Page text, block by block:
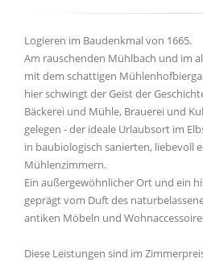
Logieren im Baudenkmal von 1665.
Am rauschenden Mühlbach und im
mit dem schattigen
hier schwingt der Geist der
Bäckerei und Mühle, Brauerei und
gelegen - der ideale Urlaubsort im
in baubiologisch sanierten, liebevoll
Mühlenzimmern.
Ein außergewöhnlicher Ort und ein
geprägt vom Duft des
antiken Möbeln und
Diese Leistungen sind im